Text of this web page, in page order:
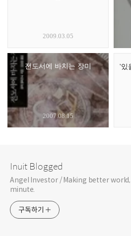
2009.03.05
전도서에 바치는 장미
2007.08.15
'있
Inuit Blogged
Angel Investor / Making better
minute.
구독하기